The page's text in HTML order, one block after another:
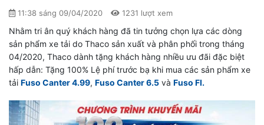
11:38 sáng 09/04/2020 1231 lượt xem
Nhằm tri ân quý khách hàng đã tin tưởng chọn lựa các dòng
sản phẩm xe tải do Thaco sản xuất và phân phối trong tháng
04/2020, Thaco dành tặng khách hàng nhiều ưu đãi đặc biệt
hấp dẫn: Tặng 100% Lệ phí trước bạ khi mua các sản phẩm xe
tải Fuso Canter 4.99, Fuso Canter 6.5 và Fuso FI.